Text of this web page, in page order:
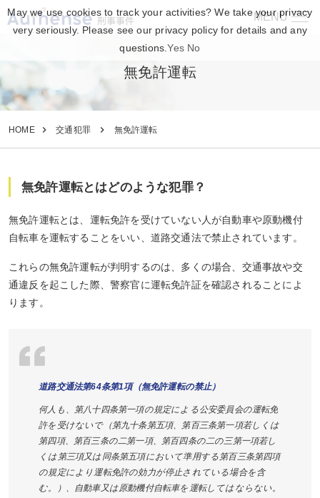
MENU
刑事事件
無免許運転
HOME 交通犯罪 無免許運転
無免許運転とはどのような犯罪？
無免許運転とは、運転免許を受けていない人が自動車や原動機付
自転車を運転することをいい、道路交通法で禁止されています。
これらの無免許運転が判明するのは、多くの場合、交通事故や交
通違反を起こした際、警察官に運転免許証を確認されることによ
ります。
道路交通法第64条第1項（無免許運転の禁止）
何人も、第八十四条第一項の規定による公安委員会の運転免
許を受けないで（第九十条第五項、第百三条第一項若しくは
第四項、第百三条の二第一項、第百四条の二の三第一項若し
くは第三項又は同条第五項において準用する第百三条第四項
の規定により運転免許の効力が停止されている場合を含
む。）、自動車又は原動機付自転車を運転してはならない。
May we use cookies to track your activities? We take your privacy
very seriously. Please see our privacy policy for details and any
questions.Yes No